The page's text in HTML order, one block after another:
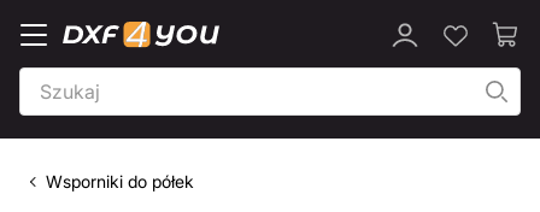
Wsporniki do półek